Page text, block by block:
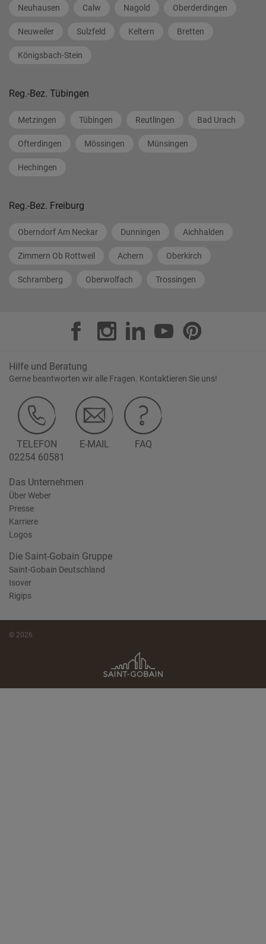
Neuhausen Calw Nagold Oberderdingen
Neuweiler Sulzfeld Keltern Bretten
Königsbach-Stein
Reg.-Bez. Tübingen
Metzingen Tübingen Reutlingen Bad Urach
Ofterdingen Mössingen Münsingen
Hechingen
Reg.-Bez. Freiburg
Oberndorf Am Neckar Dunningen Aichhalden
Zimmern Ob Rottweil Achern Oberkirch
Schramberg Oberwolfach Trossingen
Hilfe und Beratung
Gerne beantworten wir alle Fragen. Kontaktieren Sie uns!
TELEFON
02254 60581
E-MAIL FAQ
Das Unternehmen
Über Weber
Presse
Karriere
Logos
Die Saint-Gobain Gruppe
Saint-Gobain Deutschland
Isover
Rigips
© 2026